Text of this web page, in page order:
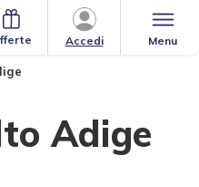
Menu
Accedi
Adige